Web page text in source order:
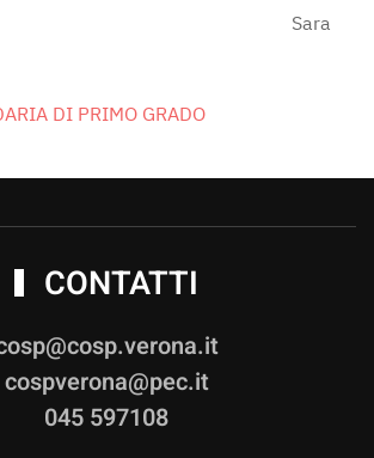
DI PRIMO GRADO
CONTATTI
cospverona@pec.it
045 597108